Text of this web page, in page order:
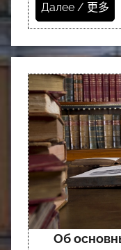
Далее / 更多
Об